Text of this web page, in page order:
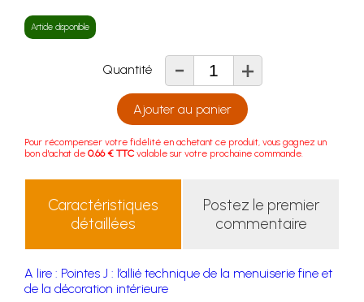
Article disponible
Quantité - +
Ajouter au panier
Pour récompenser votre fidélité en achetant ce produit, vous gagnez un
bon d'achat de 0.66 € TTC valable sur votre prochaine commande.
Caractéristiques
détaillées
Postez le premier
commentaire
A lire : Pointes J : l’allié technique de la menuiserie fine et
de la décoration intérieure